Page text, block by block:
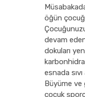
öğün
devam
dokuları
esnada
Büyüme ve
çocuk